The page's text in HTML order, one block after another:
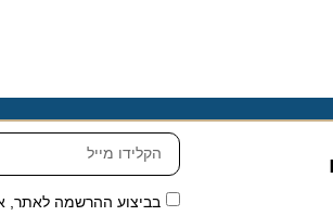
בביצוע ההרשמה לאתר,